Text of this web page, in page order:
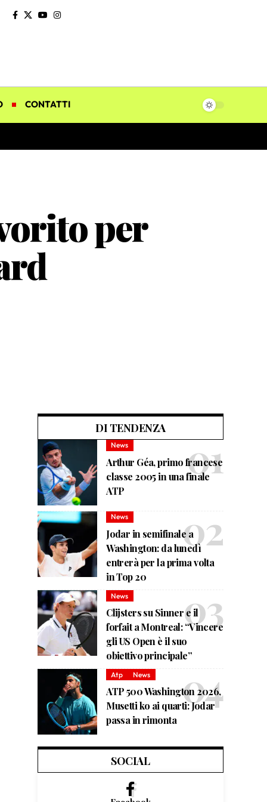
CONTATTI
per
DI TENDENZA
News
Arthur Géa, primo francese
classe 2005 in una finale
ATP
News
Jodar in semifinale a
Washington: da lunedì
entrerà per la prima volta
in Top 20
News
Clijsters su Sinner e il
forfait a Montreal: “Vincere
gli US Open è il suo
obiettivo principale”
Atp News
ATP 500 Washington 2026,
Musetti ko ai quarti: Jodar
passa in rimonta
SOCIAL